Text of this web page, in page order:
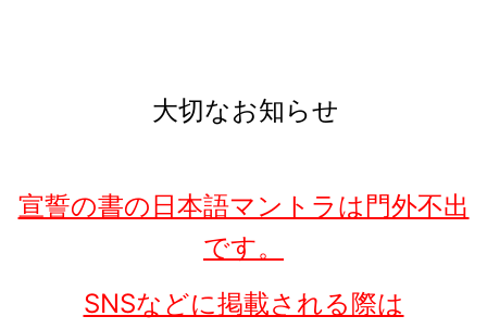
大切なお知らせ
宣誓の書の日本語マントラは門外不出
です。
SNSなどに掲載される際は